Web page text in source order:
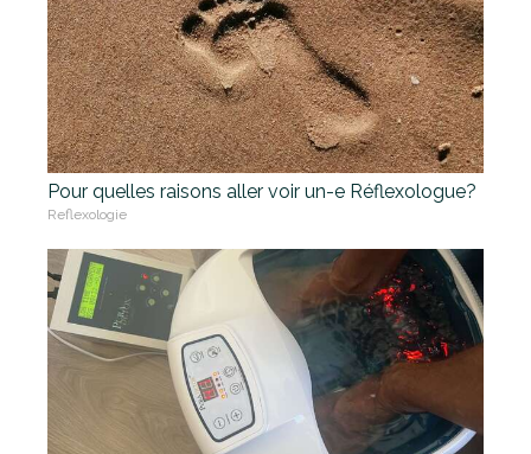
Pour quelles raisons aller voir un-e Réflexologue?
Reflexologie